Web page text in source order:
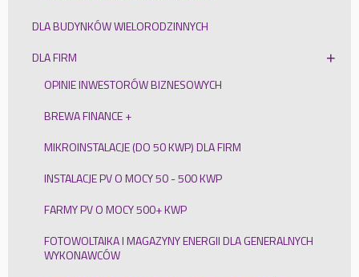
DLA BUDYNKÓW WIELORODZINNYCH
DLA FIRM
OPINIE INWESTORÓW BIZNESOWYCH
BREWA FINANCE +
MIKROINSTALACJE (DO 50 KWP) DLA FIRM
INSTALACJE PV O MOCY 50 - 500 KWP
FARMY PV O MOCY 500+ KWP
FOTOWOLTAIKA I MAGAZYNY ENERGII DLA GENERALNYCH
WYKONAWCÓW